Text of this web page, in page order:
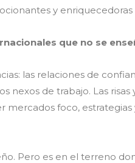
y
que no se
las relaciones de
nexos de trabajo. Las
mercados foco,
Pero es en el terreno